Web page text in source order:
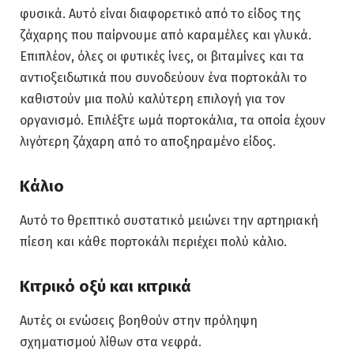
φυσικά. Αυτό είναι διαφορετικό από το είδος της
ζάχαρης που παίρνουμε από καραμέλες και γλυκά.
Επιπλέον, όλες οι φυτικές ίνες, οι βιταμίνες και τα
αντιοξειδωτικά που συνοδεύουν ένα πορτοκάλι το
καθιστούν μια πολύ καλύτερη επιλογή για τον
οργανισμό. Επιλέξτε ωμά πορτοκάλια, τα οποία έχουν
λιγότερη ζάχαρη από το αποξηραμένο είδος.
Κάλιο
Αυτό το θρεπτικό συστατικό μειώνει την αρτηριακή
πίεση και κάθε πορτοκάλι περιέχει πολύ κάλιο.
Κιτρικό οξύ και κιτρικά
Αυτές οι ενώσεις βοηθούν στην πρόληψη
σχηματισμού λίθων στα νεφρά.